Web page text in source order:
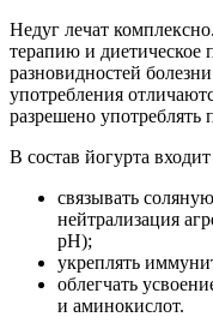
Недуг лечат
терапию и диетическое
разновидностей
употребления
разрешено употреблять
В состав йогурта
связывать
нейтрализация
pH);
укреплять
облегчать
и аминокислот.